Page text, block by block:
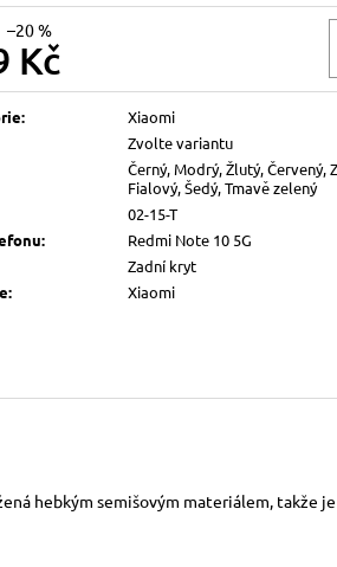
–20 %
Kč
:
Xiaomi
Zvolte variantu
Černý, Modrý, Žlutý, Červený,
Fialový, Šedý, Tmavě zelený
02-15-T
:
Redmi Note 10 5G
Zadní kryt
: Xiaomi
hebkým semišovým materiálem, takže